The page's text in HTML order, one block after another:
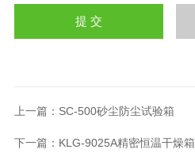
上一篇： SC-500砂尘防尘试验箱
下一篇： KLG-9025A精密恒温干燥箱